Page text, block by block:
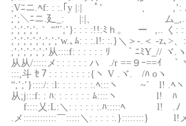
;Vﾆニ.ﾍf: : :.｢y |:| ゞﾟ
;’;＼ﾆニ.廴_: ゞ |:|、
;’;’;’;’;｀ “”´;’}: : : :!!:ﾐｈ。
;’;’;’;’;’;’;’;’w.､ﾑ: : :.l!:
;’;’;’;’;’;’从::::f: :
从从/:::::メ: : : : : : ハ ./
:::,斗 ｾ７: : : : : : : :{
“;’;’}::::/: :l: : : : : : :.
从;j:::f: : ﾊ: : : : : : : ﾑ
f::::乂:L:＼: : : : : :.
.メ::::::::::::￣:::::＼: : : :